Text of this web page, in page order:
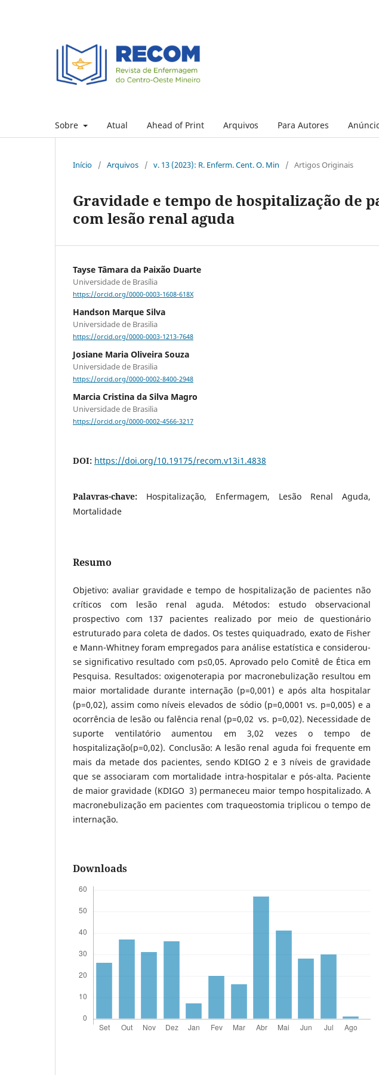
Sobre Atual Ahead of Print Arquivos Para Autores
Início / Arquivos / v. 13 (2023): R. Enferm. Cent. O. Min / Artigos Originais
Gravidade e tempo de hospitalização de
com lesão renal aguda
Tayse Tâmara da Paixão Duarte
Universidade de Brasília
https://orcid.org/0000-0003-1608-618X
Handson Marque Silva
Universidade de Brasilia
https://orcid.org/0000-0003-1213-7648
Josiane Maria Oliveira Souza
Universidade de Brasilia
https://orcid.org/0000-0002-8400-2948
Marcia Cristina da Silva Magro
Universidade de Brasilia
https://orcid.org/0000-0002-4566-3217
DOI: https://doi.org/10.19175/recom.v13i1.4838
Palavras-chave: Hospitalização, Enfermagem, Lesão Renal Aguda,
Mortalidade
Resumo
Objetivo: avaliar gravidade e tempo de hospitalização de pacientes não
críticos com lesão renal aguda. Métodos: estudo observacional
prospectivo com 137 pacientes realizado por meio de questionário
estruturado para coleta de dados. Os testes quiquadrado, exato de Fisher
e Mann-Whitney foram empregados para análise estatística e considerou-
se significativo resultado com p≤0,05. Aprovado pelo Comitê de Ética em
Pesquisa. Resultados: oxigenoterapia por macronebulização resultou em
maior mortalidade durante internação (p=0,001) e após alta hospitalar
(p=0,02), assim como níveis elevados de sódio (p=0,0001 vs. p=0,005) e a
ocorrência de lesão ou falência renal (p=0,02 vs. p=0,02). Necessidade de
suporte ventilatório aumentou em 3,02 vezes o tempo de
hospitalização(p=0,02). Conclusão: A lesão renal aguda foi frequente em
mais da metade dos pacientes, sendo KDIGO 2 e 3 níveis de gravidade
que se associaram com mortalidade intra-hospitalar e pós-alta. Paciente
de maior gravidade (KDIGO 3) permaneceu maior tempo hospitalizado. A
macronebulização em pacientes com traqueostomia triplicou o tempo de
internação.
Downloads